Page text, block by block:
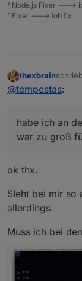
° Node.js Fixer --->
° Fixer ---> iob fix
Offline
thexbrain
zuletzt
@tempestas:
habe ich an
war zu groß
ok thx.
SIeht bei mir so
allerdings.
Muss ich bei